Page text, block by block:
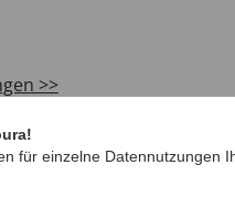
>>
für einzelne Datennutzungen